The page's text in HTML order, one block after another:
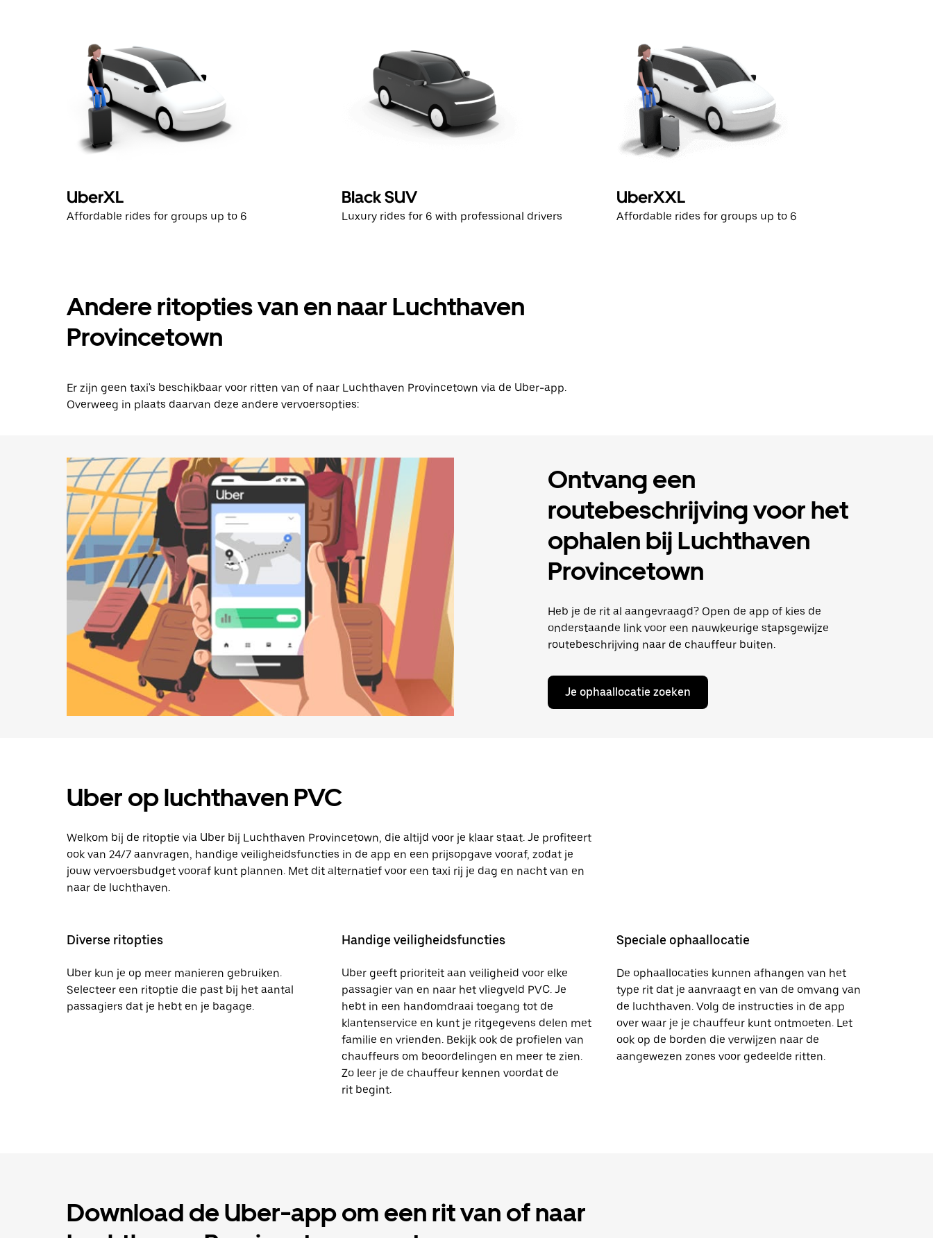
UberXL
Affordable rides for groups up to 6
Black SUV
Luxury rides for 6 with professional drivers
UberXXL
Affordable rides for groups up to 6
Andere ritopties van en naar Luchthaven
Provincetown
Er zijn geen taxi's beschikbaar voor ritten van of naar Luchthaven Provincetown via de Uber-app.
Overweeg in plaats daarvan deze andere vervoersopties:
Ontvang een
routebeschrijving voor het
ophalen bij Luchthaven
Provincetown
Heb je de rit al aangevraagd? Open de app of kies de
onderstaande link voor een nauwkeurige stapsgewijze
routebeschrijving naar de chauffeur buiten.
Je ophaallocatie zoeken
Uber op luchthaven PVC
Welkom bij de ritoptie via Uber bij Luchthaven Provincetown, die altijd voor je klaar staat. Je profiteert
ook van 24/7 aanvragen, handige veiligheidsfuncties in de app en een prijsopgave vooraf, zodat je
jouw vervoersbudget vooraf kunt plannen. Met dit alternatief voor een taxi rij je dag en nacht van en
naar de luchthaven.
Diverse ritopties
Uber kun je op meer manieren gebruiken.
Selecteer een ritoptie die past bij het aantal
passagiers dat je hebt en je bagage.
Handige veiligheidsfuncties
Uber geeft prioriteit aan veiligheid voor elke
passagier van en naar het vliegveld PVC. Je
hebt in een handomdraai toegang tot de
klantenservice en kunt je ritgegevens delen met
familie en vrienden. Bekijk ook de profielen van
chauffeurs om beoordelingen en meer te zien.
Zo leer je de chauffeur kennen voordat de
rit begint.
Speciale ophaallocatie
De ophaallocaties kunnen afhangen van het
type rit dat je aanvraagt en van de omvang van
de luchthaven. Volg de instructies in de app
over waar je je chauffeur kunt ontmoeten. Let
ook op de borden die verwijzen naar de
aangewezen zones voor gedeelde ritten.
Download de Uber-app om een rit van of naar